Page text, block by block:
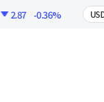
2.87 -0.36% USD